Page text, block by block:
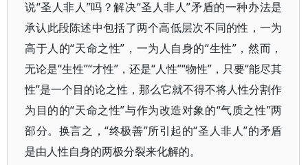
说“圣人非人”吗？解决“圣人非人”矛盾的一种办法是
承认此段陈述中包括了两个高低层次不同的性，一为
高于人的“天命之性”，一为人自身的“生性”，然而，
无论是“生性”“才性”，还是“人性”“物性”，只要“能尽其
性”是一个目的论之性，那么它就不得不将人性分割作
为目的的“天命之性”与作为改造对象的“气质之性”两
部分。换言之，“终极善”所引起的“圣人非人”的矛盾
是由人性自身的两极分裂来化解的。